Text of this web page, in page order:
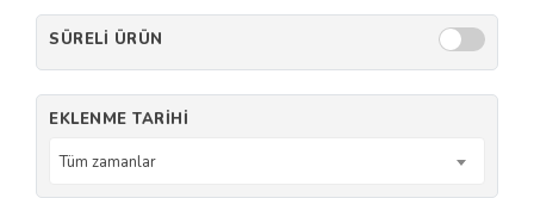
SÜRELI ÜRÜN
EKLENME TARIHI
Tüm zamanlar